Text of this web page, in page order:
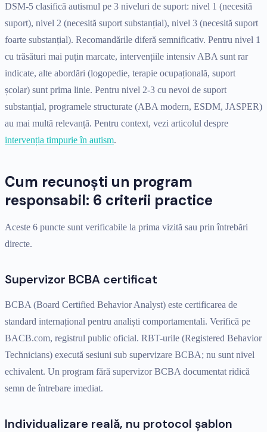
DSM-5 clasifică autismul pe 3 niveluri de suport: nivel 1 (necesită
suport), nivel 2 (necesită suport substanțial), nivel 3 (necesită suport
foarte substanțial). Recomandările diferă semnificativ. Pentru nivel 1
cu trăsături mai puțin marcate, intervențiile intensiv ABA sunt rar
indicate, alte abordări (logopedie, terapie ocupațională, suport
școlar) sunt prima linie. Pentru nivel 2-3 cu nevoi de suport
substanțial, programele structurate (ABA modern, ESDM, JASPER)
au mai multă relevanță. Pentru context, vezi articolul despre
intervenția timpurie în autism.
Cum recunoști un program
responsabil: 6 criterii practice
Aceste 6 puncte sunt verificabile la prima vizită sau prin întrebări
directe.
Supervizor BCBA certificat
BCBA (Board Certified Behavior Analyst) este certificarea de
standard internațional pentru analiști comportamentali. Verifică pe
BACB.com, registrul public oficial. RBT-urile (Registered Behavior
Technicians) execută sesiuni sub supervizare BCBA; nu sunt nivel
echivalent. Un program fără supervizor BCBA documentat ridică
semn de întrebare imediat.
Individualizare reală, nu protocol șablon